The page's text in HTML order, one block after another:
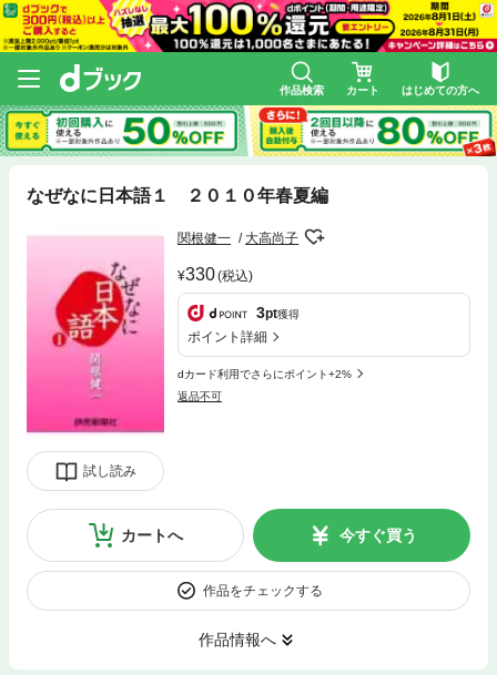
作品検索 カート はじめての方へ
なぜなに日本語１ ２０１０年春夏編
試し読み
関根健一 大高尚子
330(税込)
3pt獲得
ポイント詳細
dカード利用でさらにポイント+2%
返品不可
カートへ 今すぐ買う
作品をチェックする
作品情報へ